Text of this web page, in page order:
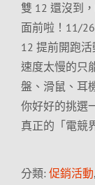
雙 12 還沒到
面前啦！11/
12 提前開跑
速度太慢的只
盤、滑鼠、耳
你好好的挑選
真正的「電競
分類: 促銷活動,